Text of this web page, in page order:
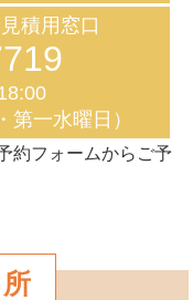
積用窓口
第一水曜日）
約フォームからご予